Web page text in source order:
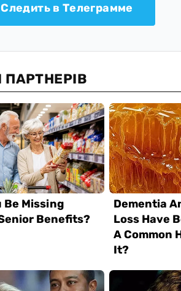
Следить в Телеграмме